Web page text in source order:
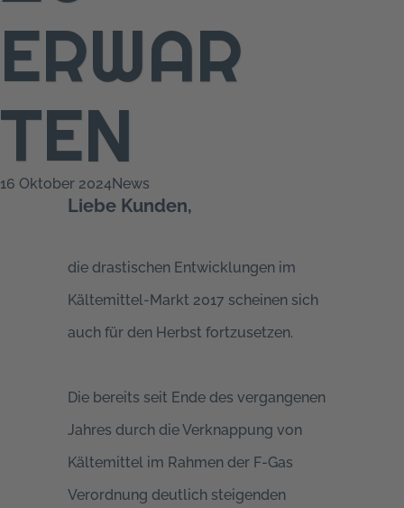
ERWAR
TEN
16 Oktober 2024News
Liebe Kunden,
die drastischen Entwicklungen im
Kältemittel-Markt 2017 scheinen sich
auch für den Herbst fortzusetzen.
Die bereits seit Ende des vergangenen
Jahres durch die Verknappung von
Kältemittel im Rahmen der F-Gas
Verordnung deutlich steigenden